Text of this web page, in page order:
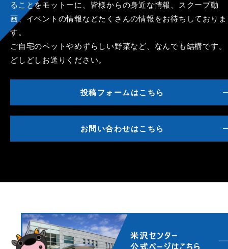
ることをモットーに、皆様からの身近な情報、スクープ動
画、イベントの情報などたくさんの情報をお待ちしておりま
す。
ご自宅のペットやめずらしい野菜など、なんでも結構です。
どしどしお送りください。
投稿フォームはこちら
お問い合わせはこちら